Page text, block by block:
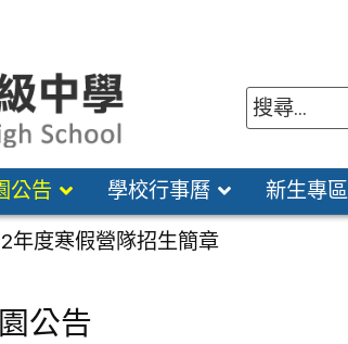
公告 學校行事曆 新生專區
年度寒假營隊招生簡章
公告